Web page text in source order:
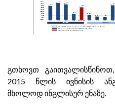
გთხოვთ
2015 წლის ივნისის
მხოლოდ ინგლისურ ენაზე.